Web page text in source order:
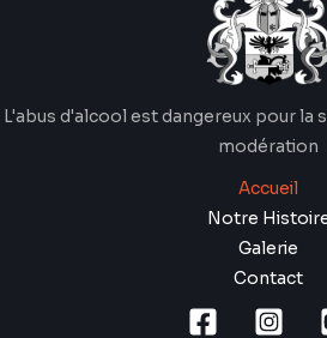
L'abus d'alcool est dangereux pour la
modération
Accueil
Notre
Galerie
Contact